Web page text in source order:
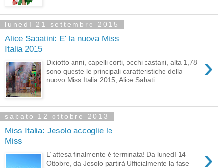
lunedì 21 settembre 2015
Alice Sabatini: E' la nuova Miss
Italia 2015
›
Diciotto anni, capelli corti, occhi castani, alta 1,78
sono queste le principali caratteristiche della
nuovo Miss Italia 2015, Alice Sabati...
sabato 12 ottobre 2013
Miss Italia: Jesolo accoglie le
Miss
›
L’ attesa finalmente è terminata! Da lunedì 14
Ottobre, da Jesolo partirà Ufficialmente la fase